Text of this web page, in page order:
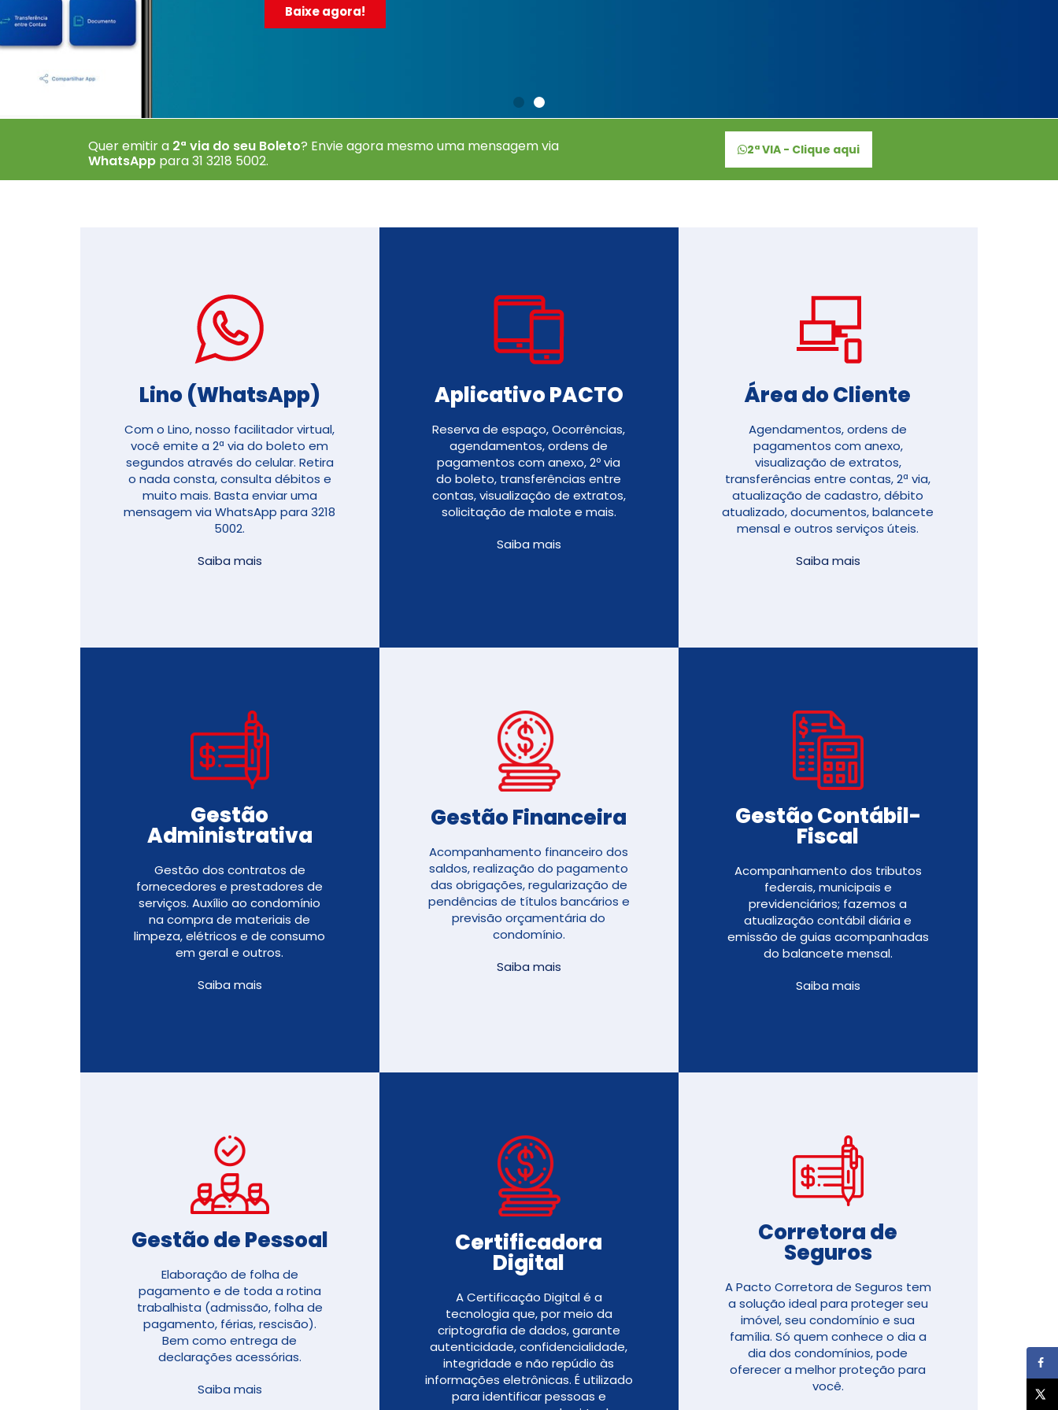
Baixe agora!
Quer emitir a 2ª via do seu Boleto? Envie agora mesmo uma mensagem via
WhatsApp para 31 3218 5002.
2ª VIA - Clique aqui
Lino (WhatsApp)
Com o Lino, nosso facilitador virtual,
você emite a 2ª via do boleto em
segundos através do celular. Retira
o nada consta, consulta débitos e
muito mais. Basta enviar uma
mensagem via WhatsApp para 3218
5002.
Saiba mais
Aplicativo PACTO
Reserva de espaço, Ocorrências,
agendamentos, ordens de
pagamentos com anexo, 2º via
do boleto, transferências entre
contas, visualização de extratos,
solicitação de malote e mais.
Saiba mais
Área do Cliente
Agendamentos, ordens de
pagamentos com anexo,
visualização de extratos,
transferências entre contas, 2ª via,
atualização de cadastro, débito
atualizado, documentos, balancete
mensal e outros serviços úteis.
Saiba mais
Gestão
Administrativa
Gestão dos contratos de
fornecedores e prestadores de
serviços. Auxílio ao condomínio
na compra de materiais de
limpeza, elétricos e de consumo
em geral e outros.
Saiba mais
Gestão Financeira
Acompanhamento financeiro dos
saldos, realização do pagamento
das obrigações, regularização de
pendências de títulos bancários e
previsão orçamentária do
condomínio.
Saiba mais
Gestão Contábil-
Fiscal
Acompanhamento dos tributos
federais, municipais e
previdenciários; fazemos a
atualização contábil diária e
emissão de guias acompanhadas
do balancete mensal.
Saiba mais
Gestão de Pessoal​
Elaboração de folha de
pagamento e de toda a rotina
trabalhista (admissão, folha de
pagamento, férias, rescisão).
Bem como entrega de
declarações acessórias.
Saiba mais
Certificadora
Digital
A Certificação Digital é a
tecnologia que, por meio da
criptografia de dados, garante
autenticidade, confidencialidade,
integridade e não repúdio às
informações eletrônicas. É utilizado
para identificar pessoas e
Corretora de
Seguros​
A Pacto Corretora de Seguros tem
a solução ideal para proteger seu
imóvel, seu condomínio e sua
família. Só quem conhece o dia a
dia dos condomínios, pode
oferecer a melhor proteção para
você.